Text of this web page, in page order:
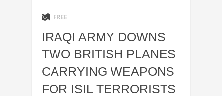
FREE
IRAQI ARMY DOWNS
TWO BRITISH PLANES
CARRYING WEAPONS
FOR ISIL TERRORISTS